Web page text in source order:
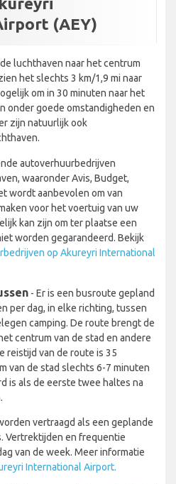
(AEY)
luchthaven naar het centrum
het slechts 3 km/1,9 mi naar
om in 30 minuten naar het
onder goede omstandigheden en
zijn natuurlijk ook
autoverhuurbedrijven
waaronder Avis, Budget,
wordt aanbevolen om van
voor het voertuig van uw
kan zijn om ter plaatse een
worden gegarandeerd. Bekijk
op Akureyri International
- Er is een busroute gepland
per dag, in elke richting, tussen
camping. De route brengt de
centrum van de stad en andere
reistijd van de route is 35
van de stad slechts 6-7 minuten
is als de eerste twee haltes na
vertraagd als een geplande
Vertrektijden en frequentie
van de week. Meer informatie
International Airport.